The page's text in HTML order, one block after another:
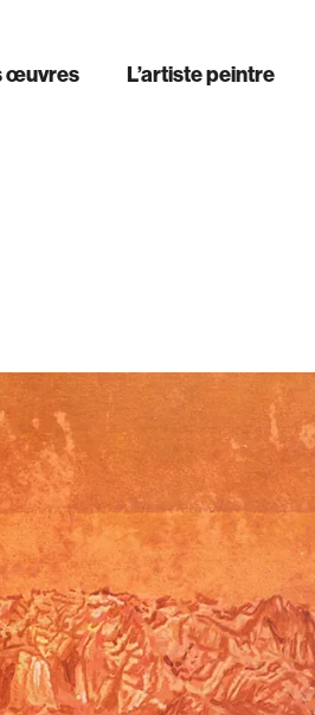
œuvres L’artiste peintre